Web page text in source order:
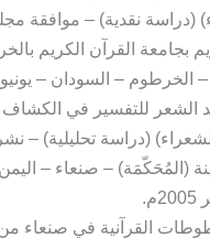
(دراسة نقدية) – موافقة
بجامعة القرآن الكريم
– السودان – يونيو 2006م.
الشعر للتفسير في
(دراسة تحليلية) –
(المُحَكّمَة) – صنعاء –
القرآنية في صنعاء من